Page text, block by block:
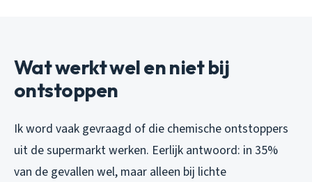
Wat werkt wel en niet bij
ontstoppen
Ik word vaak gevraagd of die chemische ontstoppers
uit de supermarkt werken. Eerlijk antwoord: in 35%
van de gevallen wel, maar alleen bij lichte